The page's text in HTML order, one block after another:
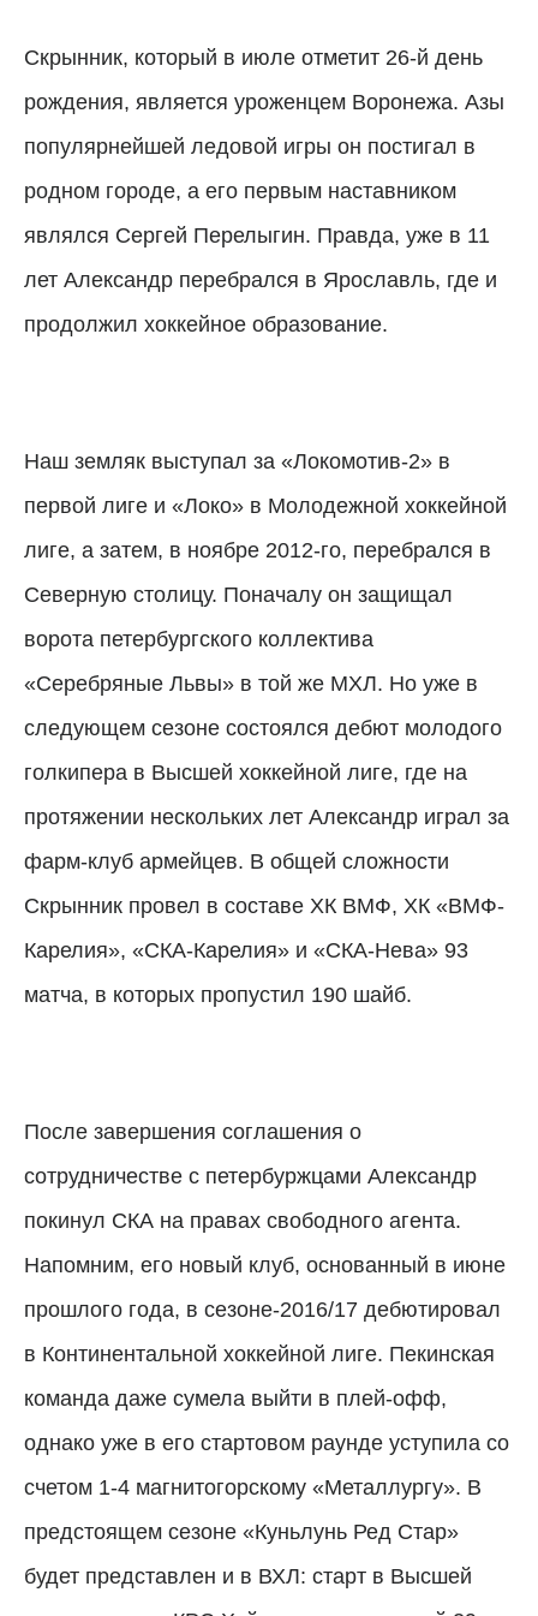
Скрынник, который в июле отметит 26-й день
рождения, является уроженцем Воронежа. Азы
популярнейшей ледовой игры он постигал в
родном городе, а его первым наставником
являлся Сергей Перелыгин. Правда, уже в 11
лет Александр перебрался в Ярославль, где и
продолжил хоккейное образование.
Наш земляк выступал за «Локомотив-2» в
первой лиге и «Локо» в Молодежной хоккейной
лиге, а затем, в ноябре 2012-го, перебрался в
Северную столицу. Поначалу он защищал
ворота петербургского коллектива
«Серебряные Львы» в той же МХЛ. Но уже в
следующем сезоне состоялся дебют молодого
голкипера в Высшей хоккейной лиге, где на
протяжении нескольких лет Александр играл за
фарм-клуб армейцев. В общей сложности
Скрынник провел в составе ХК ВМФ, ХК «ВМФ-
Карелия», «СКА-Карелия» и «СКА-Нева» 93
матча, в которых пропустил 190 шайб.
После завершения соглашения о
сотрудничестве с петербуржцами Александр
покинул СКА на правах свободного агента.
Напомним, его новый клуб, основанный в июне
прошлого года, в сезоне-2016/17 дебютировал
в Континентальной хоккейной лиге. Пекинская
команда даже сумела выйти в плей-офф,
однако уже в его стартовом раунде уступила со
счетом 1-4 магнитогорскому «Металлургу». В
предстоящем сезоне «Куньлунь Ред Стар»
будет представлен и в ВХЛ: старт в Высшей